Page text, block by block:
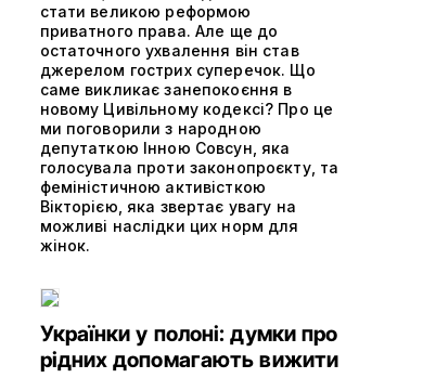
стати великою реформою
приватного права. Але ще до
остаточного ухвалення він став
джерелом гострих суперечок. Що
саме викликає занепокоєння в
новому Цивільному кодексі? Про це
ми поговорили з народною
депутаткою Інною Совсун, яка
голосувала проти законопроєкту, та
феміністичною активісткою
Вікторією, яка звертає увагу на
можливі наслідки цих норм для
жінок.
Українки у полоні: думки про
рідних допомагають вижити